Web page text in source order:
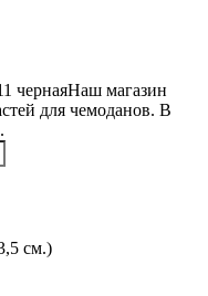
чернаяНаш магазин
для чемоданов. В